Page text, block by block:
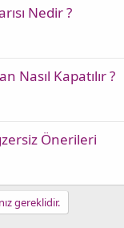
Nedir ?
Nasıl Kapatılır ?
Önerileri
gereklidir.